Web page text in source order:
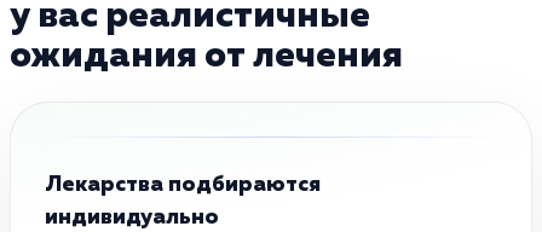
у вас реалистичные
ожидания от лечения
Лекарства подбираются
индивидуально